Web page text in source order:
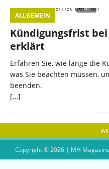
ALLGEMEIN
Kündigungsfrist
erklärt
Erfahren Sie, wie lange die
was Sie beachten müssen,
beenden.
[…]
Copyright © 2026 | MH